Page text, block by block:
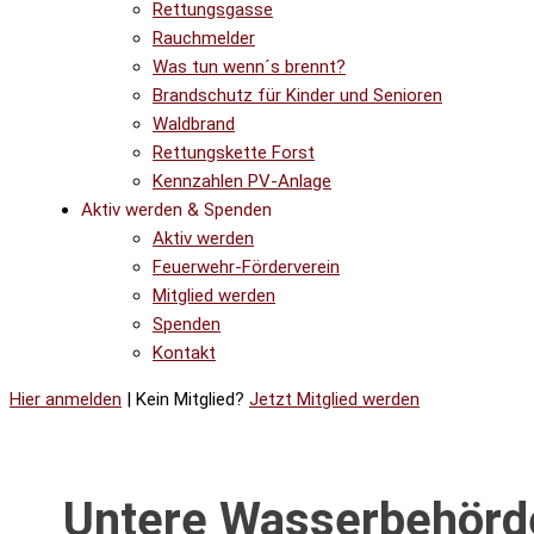
Rettungsgasse
Rauchmelder
Was tun wenn´s brennt?
Brandschutz für Kinder und Senioren
Waldbrand
Rettungskette Forst
Kennzahlen PV-Anlage
Aktiv werden & Spenden
Aktiv werden
Feuerwehr-Förderverein
Mitglied werden
Spenden
Kontakt
Hier anmelden | Kein Mitglied? Jetzt Mitglied werden
Untere